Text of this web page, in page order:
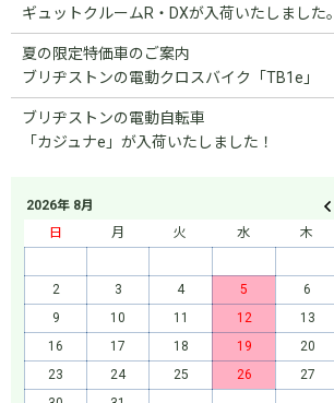
ギュットクルームR・DXが入荷いたしました。
夏の限定特価車のご案内
ブリヂストンの電動クロスバイク「TB1e」
ブリヂストンの電動自転車
「カジュナe」が入荷いたしました！
2026年 8月
日
月 火 水 木
2
3 4 5 6
9
10 11 12 13
16
17 18 19 20
23
24 25 26 27